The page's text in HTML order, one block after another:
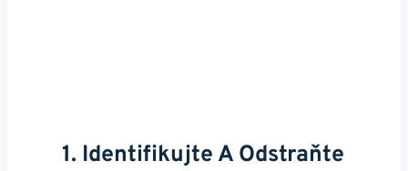
1. Identifikujte A Odstraňte